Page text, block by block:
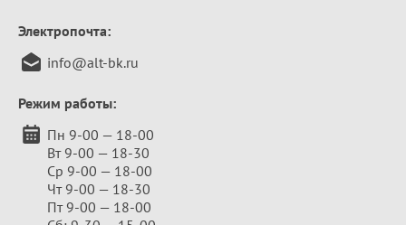
Электропочта:
info@alt-bk.ru
Режим работы:
Пн 9-00 — 18-00
Вт 9-00 — 18-30
Ср 9-00 — 18-00
Чт 9-00 — 18-30
Пт 9-00 — 18-00